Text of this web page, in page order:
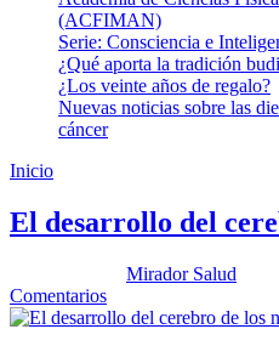
(ACFIMAN)
Serie: Consciencia e
¿Qué aporta la tradición
¿Los veinte años de regalo?
Nuevas noticias sobre las
cáncer
Inicio
El desarrollo del
Mirador Salud
Comentarios